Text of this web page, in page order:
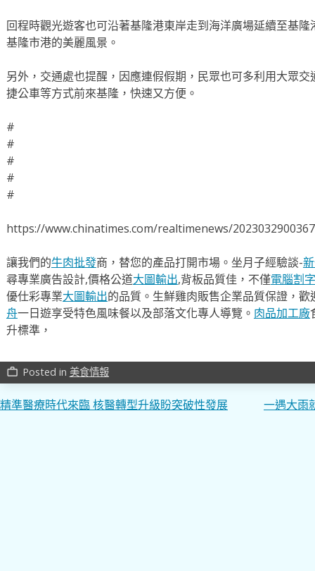
回程時觀光遊客也可沿著基隆港東岸走到海洋廣場延續至基
基隆市港的美麗風景。
另外，交通處也提醒，因應連假假期，民眾也可多利用大眾
捷公車等方式前來基隆，快速又方便。
#
#
#
#
#
https://www.chinatimes.com/realtimenews/
讓我們的牛肉批發商，替您的產品打開市場。坐月子經驗談-
尋專業廣告設計,價格公道大圖輸出,背板品質佳，不僅電腦割字
優仕彩專業大圖輸出的品質。生鮮雞肉販售企業品質保證，歡
舟一日遊享受特色風味餐以及部落文化專人導覽。 肉品加工廠
升標準，
work_outline Posted in 美食情報
文
精準醫療時代來臨 核醫轉型升級盼突破性發展 一遇大雨